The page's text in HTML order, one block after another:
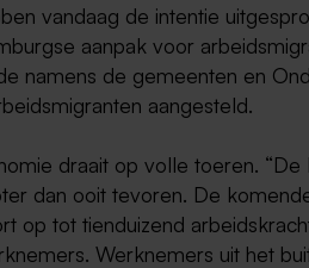
vandaag de intentie
aanpak voor
namens de gemeenten en
aangesteld.
draait op volle toeren.
dan ooit tevoren. De
op tot tienduizend
Werknemers uit het